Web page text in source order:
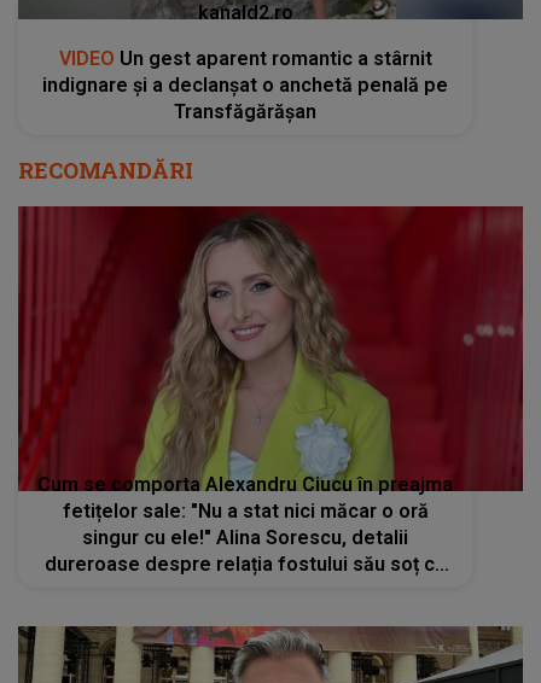
kanald2.ro
VIDEO Un gest aparent romantic a stârnit
indignare și a declanșat o anchetă penală pe
Transfăgărășan
RECOMANDĂRI
Cum se comporta Alexandru Ciucu în preajma
fetițelor sale: "Nu a stat nici măcar o oră
singur cu ele!" Alina Sorescu, detalii
dureroase despre relația fostului său soț cu